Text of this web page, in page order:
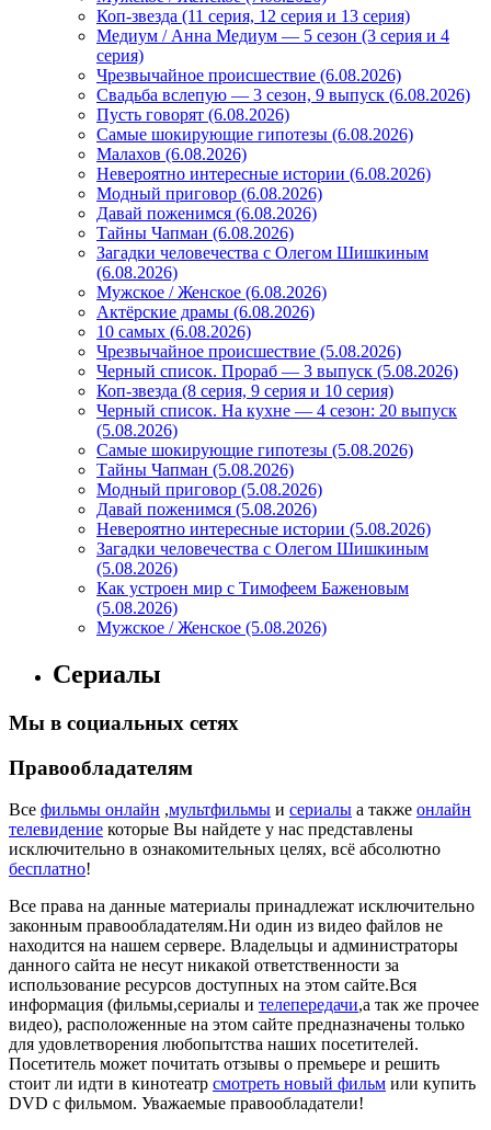
Коп-звезда (11 серия, 12 серия и 13 серия)
Медиум / Анна Медиум — 5 сезон (3 серия и 4
серия)
Чрезвычайное происшествие (6.08.2026)
Свадьба вслепую — 3 сезон, 9 выпуск (6.08.2026)
Пусть говорят (6.08.2026)
Самые шокирующие гипотезы (6.08.2026)
Малахов (6.08.2026)
Невероятно интересные истории (6.08.2026)
Модный приговор (6.08.2026)
Давай поженимся (6.08.2026)
Тайны Чапман (6.08.2026)
Загадки человечества с Олегом Шишкиным
(6.08.2026)
Мужское / Женское (6.08.2026)
Актёрские драмы (6.08.2026)
10 самых (6.08.2026)
Чрезвычайное происшествие (5.08.2026)
Черный список. Прораб — 3 выпуск (5.08.2026)
Коп-звезда (8 серия, 9 серия и 10 серия)
Черный список. На кухне — 4 сезон: 20 выпуск
(5.08.2026)
Самые шокирующие гипотезы (5.08.2026)
Тайны Чапман (5.08.2026)
Модный приговор (5.08.2026)
Давай поженимся (5.08.2026)
Невероятно интересные истории (5.08.2026)
Загадки человечества с Олегом Шишкиным
(5.08.2026)
Как устроен мир с Тимофеем Баженовым
(5.08.2026)
Мужское / Женское (5.08.2026)
Сериалы
Мы в социальных сетях
Правообладателям
Все фильмы онлайн ,мультфильмы и сериалы а также онлайн
телевидение которые Вы найдете у нас представлены
исключительно в ознакомительных целях, всё абсолютно
бесплатно!
Все права на данные материалы принадлежат исключительно
законным правообладателям.Ни один из видео файлов не
находится на нашем сервере. Владельцы и администраторы
данного сайта не несут никакой ответственности за
использование ресурсов доступных на этом сайте.Вся
информация (фильмы,сериалы и телепередачи,а так же прочее
видео), расположенные на этом сайте предназначены только
для удовлетворения любопытства наших посетителей.
Посетитель может почитать отзывы о премьере и решить
стоит ли идти в кинотеатр смотреть новый фильм или купить
DVD с фильмом. Уважаемые правообладатели!